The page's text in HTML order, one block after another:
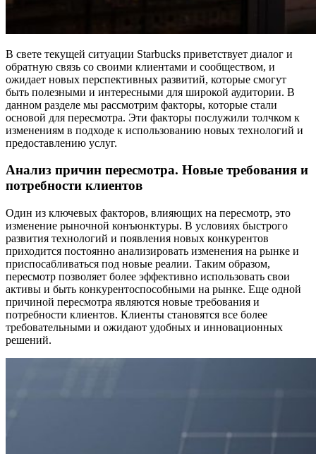
В свете текущей ситуации Starbucks приветствует диалог и
обратную связь со своими клиентами и сообществом, и
ожидает новых перспективных развитий, которые смогут
быть полезными и интересными для широкой аудитории. В
данном разделе мы рассмотрим факторы, которые стали
основой для пересмотра. Эти факторы послужили толчком к
изменениям в подходе к использованию новых технологий и
предоставлению услуг.
Анализ причин пересмотра. Новые требования и
потребности клиентов
Один из ключевых факторов, влияющих на пересмотр, это
изменение рыночной конъюнктуры. В условиях быстрого
развития технологий и появления новых конкурентов
приходится постоянно анализировать изменения на рынке и
приспосабливаться под новые реалии. Таким образом,
пересмотр позволяет более эффективно использовать свои
активы и быть конкурентоспособными на рынке. Еще одной
причиной пересмотра являются новые требования и
потребности клиентов. Клиенты становятся все более
требовательными и ожидают удобных и инновационных
решений.